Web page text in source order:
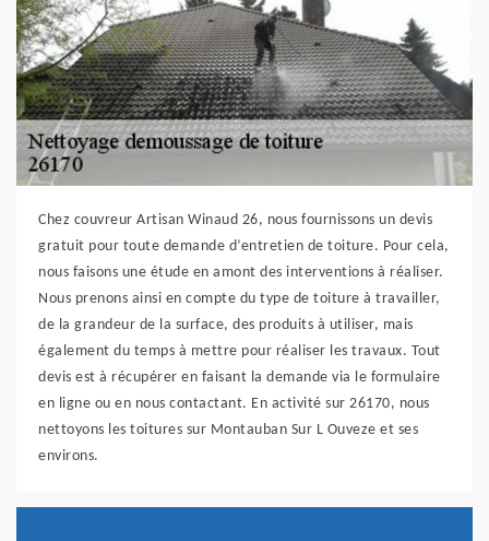
Chez couvreur Artisan Winaud 26, nous fournissons un devis
gratuit pour toute demande d’entretien de toiture. Pour cela,
nous faisons une étude en amont des interventions à réaliser.
Nous prenons ainsi en compte du type de toiture à travailler,
de la grandeur de la surface, des produits à utiliser, mais
également du temps à mettre pour réaliser les travaux. Tout
devis est à récupérer en faisant la demande via le formulaire
en ligne ou en nous contactant. En activité sur 26170, nous
nettoyons les toitures sur Montauban Sur L Ouveze et ses
environs.